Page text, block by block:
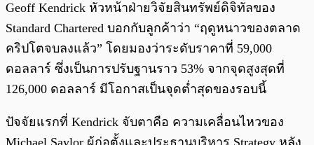
Geoff Kendrick หัวหน้าฝ่ายวิจัยสินทรัพย์ดิจิทัลของ
Standard Chartered บอกกับลูกค้าว่า “ฤดูหนาวของตลาด
คริปโตจบลงแล้ว” โดยมองว่าระดับราคาที่ 59,000
ดอลลาร์ ซึ่งเป็นการปรับฐานราว 53% จากจุดสูงสุดที่
126,000 ดอลลาร์ มีโอกาสเป็นจุดต่ำสุดของรอบนี้
ปัจจัยแรกที่ Kendrick จับตาคือ ความเคลื่อนไหวของ